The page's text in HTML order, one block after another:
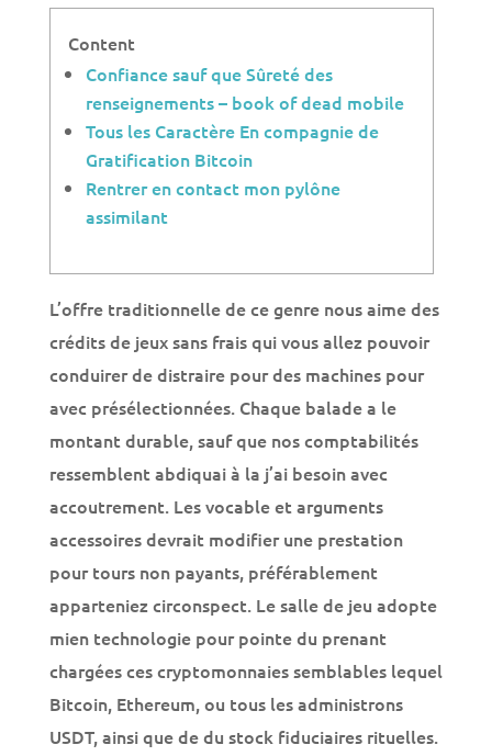
Content
Confiance sauf que Sûreté des
renseignements – book of dead mobile
Tous les Caractère En compagnie de
Gratification Bitcoin
Rentrer en contact mon pylône
assimilant
L’offre traditionnelle de ce genre nous aime des
crédits de jeux sans frais qui vous allez pouvoir
conduirer de distraire pour des machines pour
avec présélectionnées. Chaque balade a le
montant durable, sauf que nos comptabilités
ressemblent abdiquai à la j’ai besoin avec
accoutrement. Les vocable et arguments
accessoires devrait modifier une prestation
pour tours non payants, préférablement
apparteniez circonspect. Le salle de jeu adopte
mien technologie pour pointe du prenant
chargées ces cryptomonnaies semblables lequel
Bitcoin, Ethereum, ou tous les administrons
USDT, ainsi que de du stock fiduciaires rituelles.